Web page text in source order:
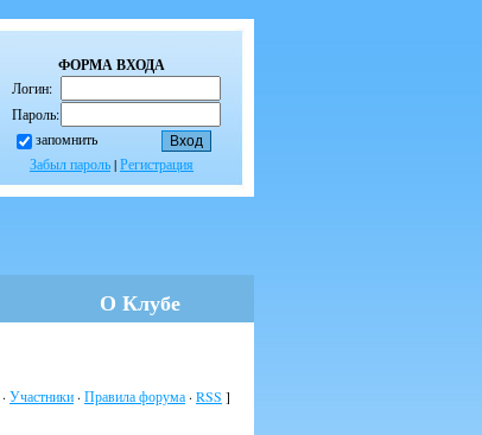
ФОРМА ВХОДА
Логин:
Пароль:
запомнить
Забыл пароль|Регистрация
О Клубе
· Участники · Правила форума · RSS ]